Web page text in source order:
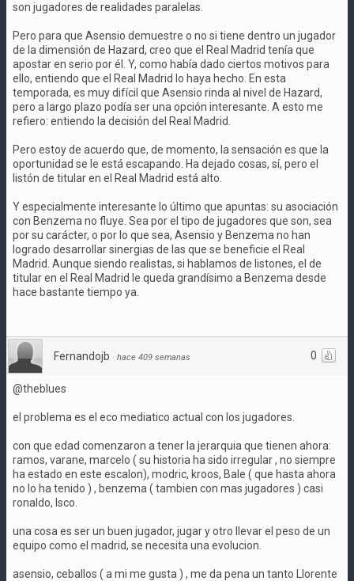
son jugadores de realidades paralelas.
Pero para que Asensio demuestre o no si tiene dentro un jugador
de la dimensión de Hazard, creo que el Real Madrid tenía que
apostar en serio por él. Y, como había dado ciertos motivos para
ello, entiendo que el Real Madrid lo haya hecho. En esta
temporada, es muy difícil que Asensio rinda al nivel de Hazard,
pero a largo plazo podía ser una opción interesante. A esto me
refiero: entiendo la decisión del Real Madrid.
Pero estoy de acuerdo que, de momento, la sensación es que la
oportunidad se le está escapando. Ha dejado cosas, sí, pero el
listón de titular en el Real Madrid está alto.
Y especialmente interesante lo último que apuntas: su asociación
con Benzema no fluye. Sea por el tipo de jugadores que son, sea
por su carácter, o por lo que sea, Asensio y Benzema no han
logrado desarrollar sinergias de las que se beneficie el Real
Madrid. Aunque siendo realistas, si hablamos de listones, el de
titular en el Real Madrid le queda grandísimo a Benzema desde
hace bastante tiempo ya.
0
Fernandojb · hace 409 semanas
@theblues
el problema es el eco mediatico actual con los jugadores.
con que edad comenzaron a tener la jerarquia que tienen ahora:
ramos, varane, marcelo ( su historia ha sido irregular , no siempre
ha estado en este escalon), modric, kroos, Bale ( que hasta ahora
no lo ha tenido ) , benzema ( tambien con mas jugadores ) casi
ronaldo, Isco.
una cosa es ser un buen jugador, jugar y otro llevar el peso de un
equipo como el madrid, se necesita una evolucion.
asensio, ceballos ( a mi me gusta ) , me da pena un tanto Llorente